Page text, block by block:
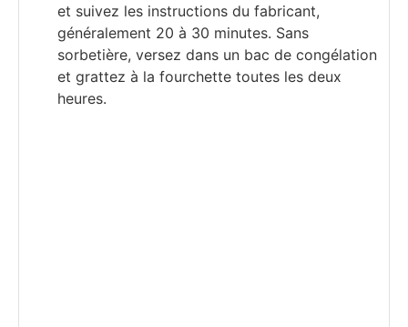
et suivez les instructions du fabricant,
généralement 20 à 30 minutes. Sans
sorbetière, versez dans un bac de congélation
et grattez à la fourchette toutes les deux
heures.